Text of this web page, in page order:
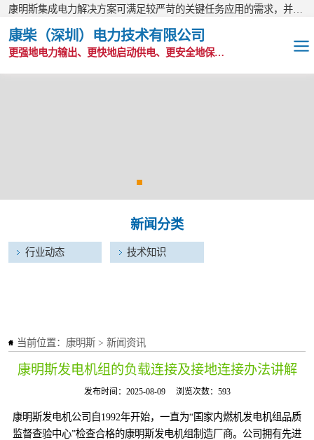
康柴（深圳）电力技术有限公司
更强地电力输出、更快地启动供电、更安全地保护功能
当前位置： 康明斯 > 新闻资讯
康明斯发电机组的负载连接及接地连接办法讲解
发布时间：2025-08-09 浏览次数：593
康明斯发电机公司自1992年开始，一直为“国家内燃机发电机组品质
监督查验中心”检查合格的康明斯发电机组制造厂商。公司拥有先进
新闻分类
行业动态 技术知识
发电机出租